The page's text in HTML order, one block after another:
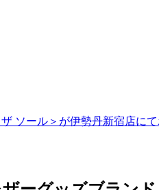
ソール＞が伊勢丹新宿店に